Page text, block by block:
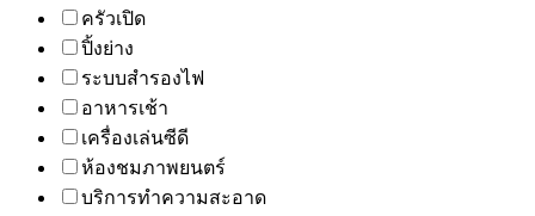
ครัวเปิด
ปิ้งย่าง
ระบบสำรองไฟ
อาหารเช้า
เครื่องเล่นซีดี
ห้องชมภาพยนตร์
บริการทำความสะอาด